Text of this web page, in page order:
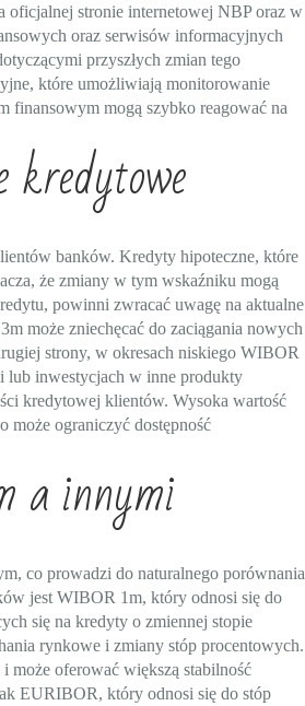
oficjalnej stronie internetowej NBP oraz w
oraz serwisów informacyjnych
przyszłych zmian tego
które umożliwiają monitorowanie
finansowym mogą szybko reagować na
banków. Kredyty hipoteczne, które
że zmiany w tym wskaźniku mogą
powinni zwracać uwagę na aktualne
może zniechęcać do zaciągania nowych
strony, w okresach niskiego WIBOR
lub inwestycjach w inne produkty
kredytowej klientów. Wysoka wartość
może ograniczyć dostępność
a innymi
co prowadzi do naturalnego porównania
jest WIBOR 1m, który odnosi się do
się na kredyty o zmiennej stopie
rynkowe i zmiany stóp procentowych.
może oferować większą stabilność
EURIBOR, który odnosi się do stóp